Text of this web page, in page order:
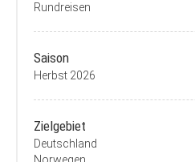
Rundreisen
Saison
Herbst 2026
Zielgebiet
Deutschland